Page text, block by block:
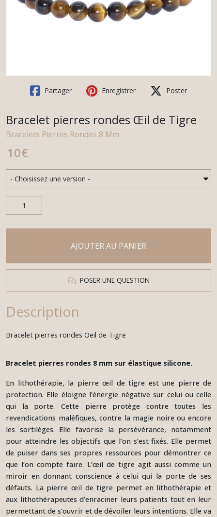
Partager Enregistrer Poster
Bracelet pierres rondes Œil de Tigre
Bracelets Pierres Rondes 8 Mm
10€
AJOUTER AU PANIER
POSER UNE QUESTION
Description
Bracelet pierres rondes Oeil de Tigre
Bracelet pierres rondes 8 mm sur élastique silicone.
En lithothérapie, la pierre œil de tigre est une pierre de
protection. Elle éloigne l’énergie négative sur celui ou celle
qui la porte. Cette pierre protège contre toutes les
revendications maléfiques, contre la magie noire ou encore
les sortilèges. Elle favorise la persévérance, notamment
pour atteindre les objectifs que l’on s’est fixés. Elle permet
de puiser dans ses propres ressources pour démontrer ce
que l’on compte faire. L’œil de tigre agit aussi comme un
miroir en donnant conscience à celui qui la porte de ses
défauts. La pierre œil de tigre permet en lithothérapie et
aux lithothérapeutes d’enraciner leurs patients tout en leur
permettant de s’ouvrir et de dévoiler leurs intentions. Elle va